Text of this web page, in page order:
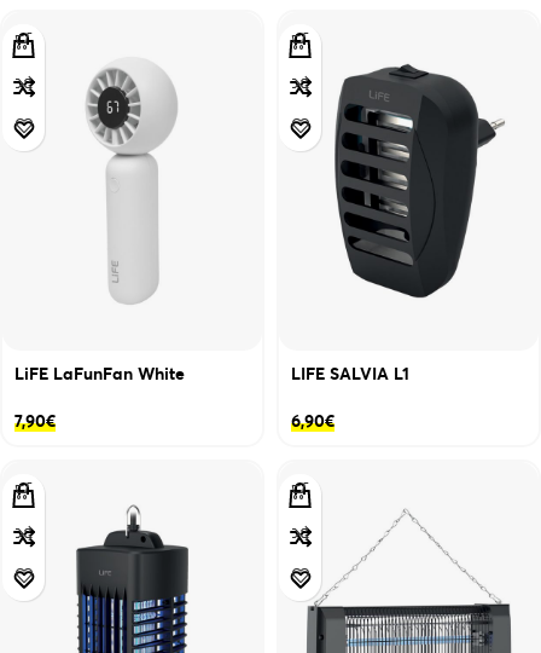
LiFE LaFunFan White
7,90€
LIFE SALVIA L1
6,90€